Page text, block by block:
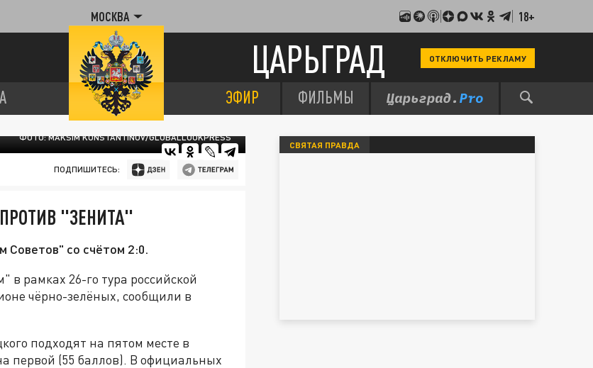
МОСКВА 18+
ЦАРЬГРАД ОТКЛЮЧИТЬ РЕКЛАМУ
ЭФИР ФИЛЬМЫ
ФОТО: MAKSIM KONSTANTINOV/GLOBALLOOKPRESS
ПОДПИШИТЕСЬ:
"ЗЕНИТА"
со счётом 2:0.
рамках 26-го тура российской
чёрно-зелёных, сообщили в
подходят на пятом месте в
первой (55 баллов). В официальных
СВЯТАЯ ПРАВДА